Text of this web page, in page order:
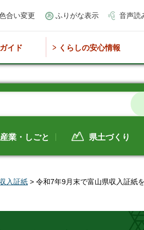
合い変更 ふりがな表示 音声読
イド くらしの安心情報
産業・しごと 県土づくり
入証紙 > 令和7年9月末で富山県収入証紙